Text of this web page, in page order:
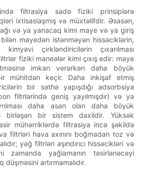
filtrasiya sadə fiziki prinsiplərə
ixtisaslaşmış və müxtəlifdir. Əsasən,
və ya yanacaq kimi maye və ya giriş
mayedən istənməyən hissəciklərin,
çirkləndiricilərin çıxarılması
fiziki maneələr kimi çıxış edir: maye
imkan verərkən daha böyük
mühitdən keçir. Daha inkişaf etmiş
bir səthə yapışdığı adsorbsiya
filtrlərində geniş yayılmışdır) və ya
daha asan olan daha böyük
birləşən bir sistem daxildir. Yüksək
mühərriklərdə filtrasiya incə şəkildə
filtrləri hava axınını boğmadan toz və
yağ filtrləri aşındırıcı hissəcikləri və
zamanda yağlamanın təsirlənəcəyi
artırmamalıdır.